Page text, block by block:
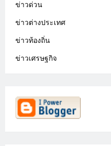
ข่าวด่วน
ข่าวต่างประเทศ
ข่าวท้องถิ่น
ข่าวเศรษฐกิจ